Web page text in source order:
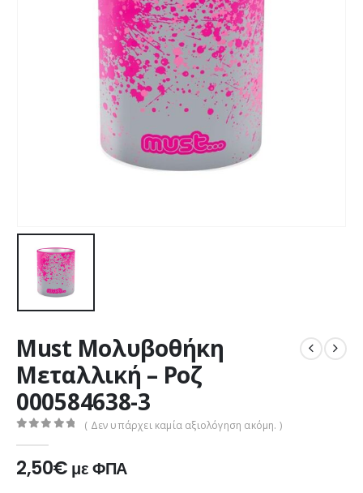
Must Μολυβοθήκη
Μεταλλική – Ροζ
000584638-3
( Δεν υπάρχει καμία αξιολόγηση ακόμη. )
2,50€ με ΦΠΑ